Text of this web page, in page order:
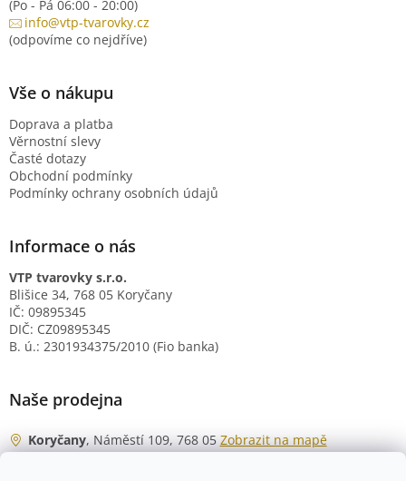
(Po - Pá 06:00 - 20:00)
info@vtp-tvarovky.cz
(odpovíme co nejdříve)
Vše o nákupu
Doprava a platba
Věrnostní slevy
Časté dotazy
Obchodní podmínky
Podmínky ochrany osobních údajů
Informace o nás
VTP tvarovky s.r.o.
Blišice 34, 768 05 Koryčany
IČ: 09895345
DIČ: CZ09895345
B. ú.: 2301934375/2010 (Fio banka)
Naše prodejna
Koryčany, Náměstí 109, 768 05 Zobrazit na mapě